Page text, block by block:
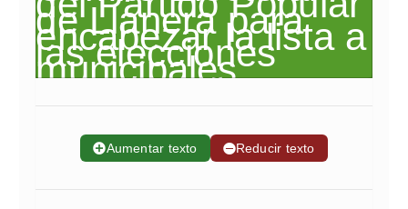
➕Aumentar texto ➖Reducir texto